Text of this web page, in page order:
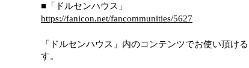
■「ドルセンハウス」
https://fanicon.net/fancommunities/5627
「ドルセンハウス」内のコンテンツでお使い頂け
す。